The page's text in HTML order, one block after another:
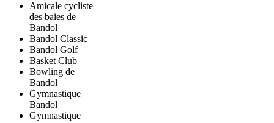
Amicale cycliste
des baies de
Bandol
Bandol Classic
Bandol Golf
Basket Club
Bowling de
Bandol
Gymnastique
Bandol
Gymnastique